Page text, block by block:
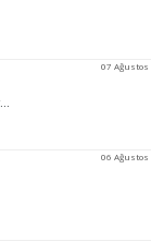
07 Ağustos
Rainer Temizlik Hizmetleri ve Tesis Çözümleri Ltd Şti
06 Ağustos